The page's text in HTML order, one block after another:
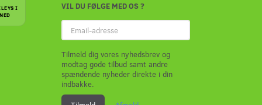
I
VIL DU FØLGE MED OS ?
Email-
adresse
Tilmeld dig vores nyhedsbrev og
modtag gode tilbud samt andre
spændende nyheder direkte i din
indbakke.